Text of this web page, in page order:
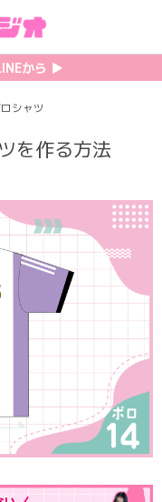
から ▶︎︎
シャツ
を作る方法